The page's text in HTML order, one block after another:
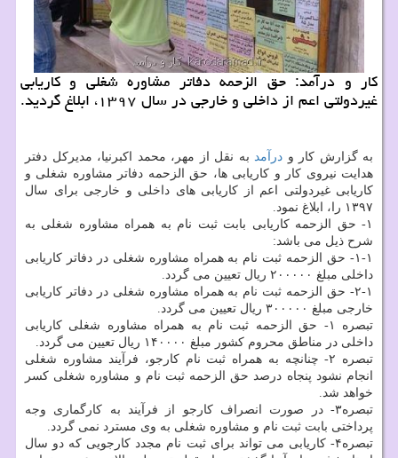
كار و درآمد: حق الزحمه دفاتر مشاوره شغلی و كاریابی
غیردولتی اعم از داخلی و خارجی در سال ۱۳۹۷، ابلاغ گردید.
به گزارش كار و درآمد به نقل از مهر، محمد اكبرنیا، مدیركل دفتر
هدایت نیروی كار و كاریابی ها، حق الزحمه دفاتر مشاوره شغلی و
كاریابی غیردولتی اعم از كاریابی های داخلی و خارجی برای سال
۱۳۹۷ را، ابلاغ نمود.
۱- حق الزحمه كاریابی بابت ثبت نام به همراه مشاوره شغلی به
شرح ذیل می باشد:
۱-۱- حق الزحمه ثبت نام به همراه مشاوره شغلی در دفاتر كاریابی
داخلی مبلغ ۲۰۰۰۰۰ ریال تعیین می گردد.
۲-۱- حق الزحمه ثبت نام به همراه مشاوره شغلی در دفاتر كاریابی
خارجی مبلغ ۳۰۰۰۰۰ ریال تعیین می گردد.
تبصره ۱- حق الزحمه ثبت نام به همراه مشاوره شغلی كاریابی
داخلی در مناطق محروم كشور مبلغ ۱۴۰۰۰۰ ریال تعیین می گردد.
تبصره ۲- چنانچه به همراه ثبت نام كارجو، فرآیند مشاوره شغلی
انجام نشود پنجاه درصد حق الزحمه ثبت نام و مشاوره شغلی كسر
خواهد شد.
تبصره۳- در صورت انصراف كارجو از فرآیند به كارگماری وجه
پرداختی بابت ثبت نام و مشاوره شغلی به وی مسترد نمی گردد.
تبصره۴- كاریابی می تواند برای ثبت نام مجدد كارجویی كه دو سال